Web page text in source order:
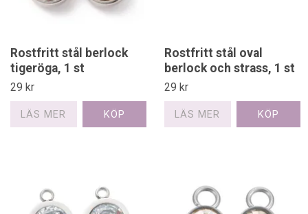
Rostfritt stål berlock
tigeröga, 1 st
29 kr
LÄS MER
Rostfritt stål oval
berlock och strass, 1 st
29 kr
LÄS MER